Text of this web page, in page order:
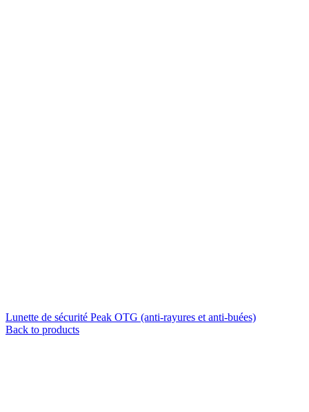
Lunette de sécurité Peak OTG (anti-rayures et anti-buées)
Back to products